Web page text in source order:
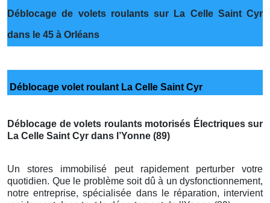
Déblocage de volets roulants sur La Celle Saint Cyr
dans le 45 à Orléans
Déblocage volet roulant La Celle Saint Cyr
Déblocage de volets roulants motorisés Électriques sur
La Celle Saint Cyr dans l’Yonne (89)
Un stores immobilisé peut rapidement perturber votre
quotidien. Que le problème soit dû à un dysfonctionnement,
notre entreprise, spécialisée dans le réparation, intervient